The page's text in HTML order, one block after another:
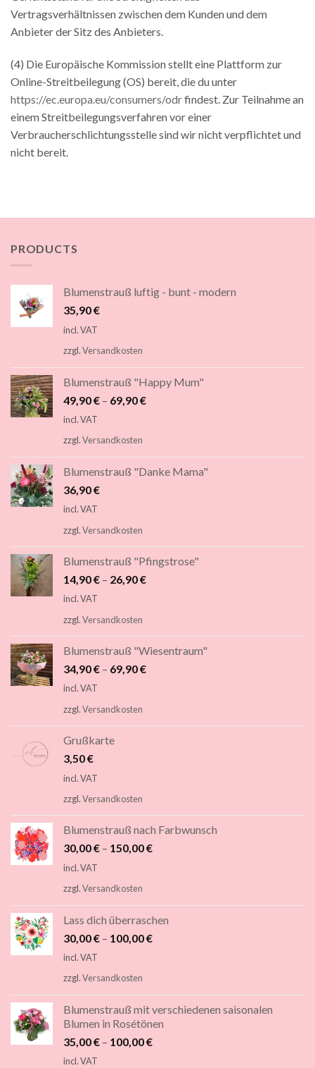
Vertragsverhältnissen zwischen dem Kunden und dem
Anbieter der Sitz des Anbieters.
(4) Die Europäische Kommission stellt eine Plattform zur
Online-Streitbeilegung (OS) bereit, die du unter
https://ec.europa.eu/consumers/odrfindest. Zur Teilnahme an
einem Streitbeilegungsverfahren vor einer
Verbraucherschlichtungsstelle sind wir nicht verpflichtet und
nicht bereit.
PRODUCTS
Blumenstrauß luftig - bunt - modern
35,90€
incl. VAT
zzgl.Versandkosten
Blumenstrauß "Happy Mum"
49,90€ – 69,90€
incl. VAT
zzgl.Versandkosten
Blumenstrauß "Danke Mama"
36,90€
incl. VAT
zzgl.Versandkosten
Blumenstrauß "Pfingstrose"
14,90€ – 26,90€
incl. VAT
zzgl.Versandkosten
Blumenstrauß "Wiesentraum"
34,90€ – 69,90€
incl. VAT
zzgl.Versandkosten
Grußkarte
3,50€
incl. VAT
zzgl.Versandkosten
Blumenstrauß nach Farbwunsch
30,00€ – 150,00€
incl. VAT
zzgl.Versandkosten
Lass dich überraschen
30,00€ – 100,00€
incl. VAT
zzgl.Versandkosten
Blumenstrauß mit verschiedenen saisonalen
Blumen in Rosétönen
35,00€ – 100,00€
incl. VAT